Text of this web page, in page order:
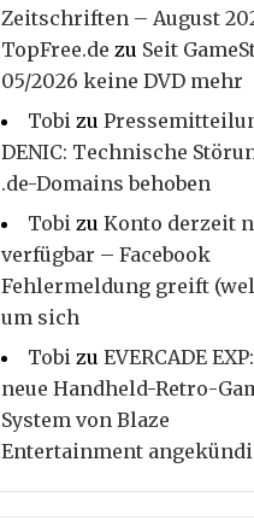
Zeitschriften – August
TopFree.de zu Seit
05/2026 keine DVD mehr
Tobi zu
DENIC: Technische
.de-Domains behoben
Tobi zu Konto derzeit
verfügbar – Facebook
Fehlermeldung greift
um sich
Tobi zu EVERCADE
neue Handheld-Retro-
System von Blaze
Entertainment